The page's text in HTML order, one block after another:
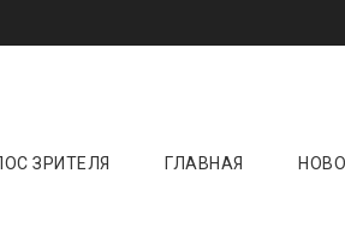
ЗРИТЕЛЯ ГЛАВНАЯ